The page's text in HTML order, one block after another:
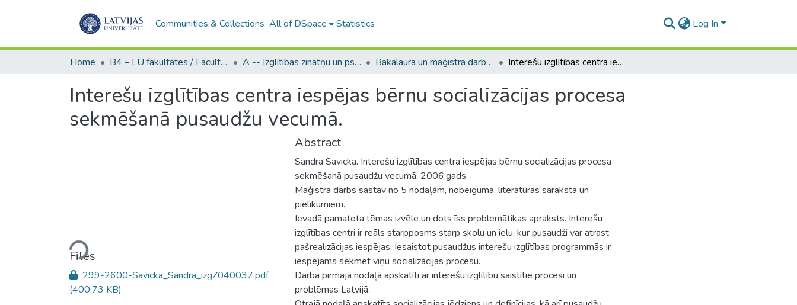
Communities & Collections All of DSpace Statistics Log In
Home B4 – LU fakultātes / Faculties of the UL A -- Izglītības zinātņu un psiholoģijas fakultāte / Faculty of Education Sciences and Psychology Bakalaura un maģistra darbi (PPMF) / Bachelor's and Master's theses Interešu izglītības centra iespējas bērnu socializācijas procesa sekmēšanā pusaudžu vecumā.
Interešu izglītības centra iespējas bērnu socializācijas procesa
sekmēšanā pusaudžu vecumā.
Loading...
Files
299-2600-Savicka_Sandra_izgZ040037.pdf
(400.73 KB)
Abstract
Sandra Savicka. Interešu izglītības centra iespējas bērnu socializācijas procesa
sekmēšanā pusaudžu vecumā. 2006.gads.
Maģistra darbs sastāv no 5 nodaļām, nobeiguma, literatūras saraksta un
pielikumiem.
Ievadā pamatota tēmas izvēle un dots īss problemātikas apraksts. Interešu
izglītības centri ir reāls starpposms starp skolu un ielu, kur pusaudži var atrast
pašrealizācijas iespējas. Iesaistot pusaudžus interešu izglītības programmās ir
iespējams sekmēt viņu socializācijas procesu.
Darba pirmajā nodaļā apskatīti ar interešu izglītību saistītie procesi un
problēmas Latvijā.